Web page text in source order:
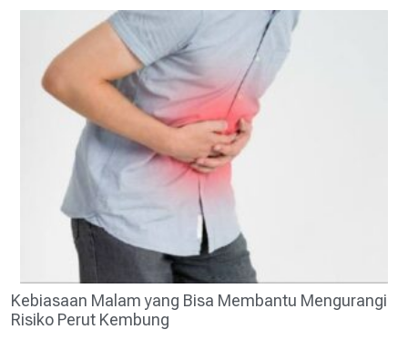
Kebiasaan Malam yang Bisa Membantu Mengurangi
Risiko Perut Kembung